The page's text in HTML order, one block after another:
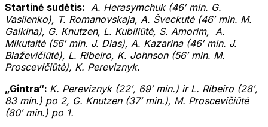
Startinė sudėtis: A. Herasymchuk (46′ min. G.
Vasilenko), T. Romanovskaja, A. Šveckutė (46′ min. M.
Galkina), G. Knutzen, L. Kubiliūtė, S. Amorim, A.
Mikutaitė (56′ min. J. Dias), A. Kazarina (46′ min. J.
Blaževičiūtė), L. Ribeiro, K. Johnson (56′ min. M.
Proscevičiūtė), K. Pereviznyk.
„Gintra“: K. Pereviznyk (22′, 69′ min.) ir L. Ribeiro (28′,
83 min.) po 2, G. Knutzen (37′ min.), M. Proscevičiūtė
(80′ min.) po 1.